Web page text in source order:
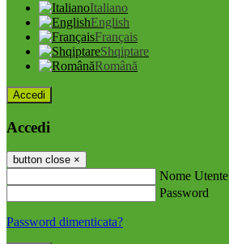
Italiano
English
Français
Shqiptare
Română
Accedi
Accedi
button close ×
Nome Utente
Password
Password dimenticata?